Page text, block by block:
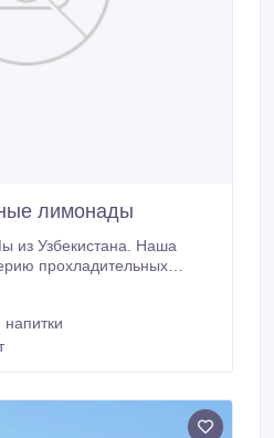
лимонады
прохладительных
рынках СНГ. Если у Вас
в продажах нашей
Казахстана. Мы готовы